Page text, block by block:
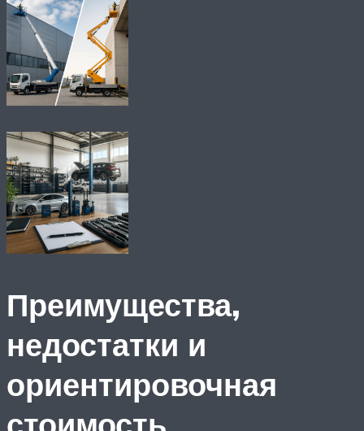
Преимущества,
недостатки и
ориентировочная